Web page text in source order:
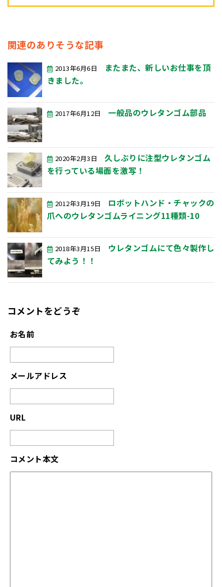
関連のありそうな記事
2013年6月6日
またまた、新しいお仕事を頂
きました。
2017年6月12日 一般品のウレタンゴム部品
2020年2月3日
久しぶりに注型ウレタンゴム
を行っている場面を激写！
2012年3月19日
ロボットハンド・チャックの
爪へのウレタンゴムライニング11種類-10
2018年3月15日
ウレタンゴムにて色々製作し
てみよう！！
コメントをどうぞ
お名前
メールアドレス
URL
コメント本文